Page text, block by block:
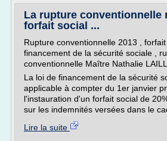
La rupture conventionnelle
forfait social ...
Rupture conventionnelle 2013 ,
financement de la sécurité sociale ,
conventionnelle Maître Nathalie
La loi de financement de la sécurité
applicable à compter du 1er janvier
l'instauration d'un forfait social de
sur les indemnités versées dans le
Lire la suite